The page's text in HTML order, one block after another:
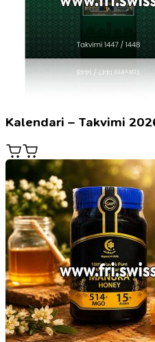
Kalendari – Takvimi